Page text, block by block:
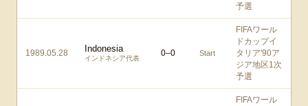
予選
1989.05.28 Indonesia
インドネシア代表
0–0 Start
FIFAワール
ドカップイ
タリア'90ア
ジア地区1次
予選
FIFAワール